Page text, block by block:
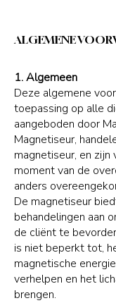
ALGEMENE
1. Algemeen
Deze algemene
toepassing op alle
aangeboden door
Magnetiseur,
magnetiseur, en zijn
moment van de
anders
De magnetiseur
behandelingen aan
de cliënt te
is niet beperkt tot,
magnetische
verhelpen en het
brengen.